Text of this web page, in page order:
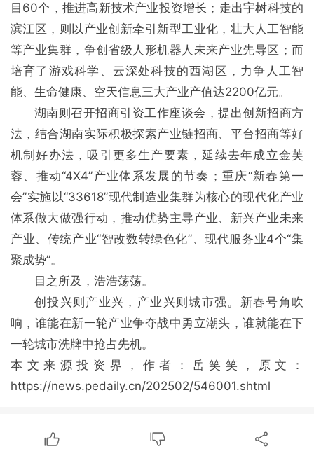
目60个，推进高新技术产业投资增长；走出宇树科技的
滨江区，则以产业创新牵引新型工业化，壮大人工智能
等产业集群，争创省级人形机器人未来产业先导区；而
培育了游戏科学、云深处科技的西湖区，力争人工智
能、生命健康、空天信息三大产业产值达2200亿元。
湖南则召开招商引资工作座谈会，提出创新招商方
法，结合湖南实际积极探索产业链招商、平台招商等好
机制好办法，吸引更多生产要素，延续去年成立金芙
蓉、推动“4X4”产业体系发展的节奏；重庆“新春第一
会”实施以“33618”现代制造业集群为核心的现代化产业
体系做大做强行动，推动优势主导产业、新兴产业未来
产业、传统产业“智改数转绿色化”、现代服务业4个“集
聚成势”。
目之所及，浩浩荡荡。
创投兴则产业兴，产业兴则城市强。新春号角吹
响，谁能在新一轮产业争夺战中勇立潮头，谁就能在下
一轮城市洗牌中抢占先机。
本文来源投资界，作者：岳笑笑，原文：
https://news.pedaily.cn/202502/546001.shtml